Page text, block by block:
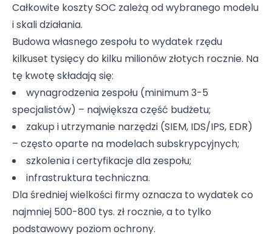
Całkowite koszty SOC zależą od wybranego modelu
i skali działania.
Budowa własnego zespołu to wydatek rzędu
kilkuset tysięcy do kilku milionów złotych rocznie. Na
tę kwotę składają się:
wynagrodzenia zespołu (minimum 3-5
specjalistów) – największa część budżetu;
zakup i utrzymanie narzędzi (SIEM, IDS/IPS, EDR)
– często oparte na modelach subskrypcyjnych;
szkolenia i certyfikacje dla zespołu;
infrastruktura techniczna.
Dla średniej wielkości firmy oznacza to wydatek co
najmniej 500-800 tys. zł rocznie, a to tylko
podstawowy poziom ochrony.